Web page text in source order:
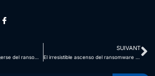
5 consejos para protegerse del ransomware
SUIVANT
El irresistible ascenso del ransomware 8Base: comprender la amenaza y cómo defenderse de ella